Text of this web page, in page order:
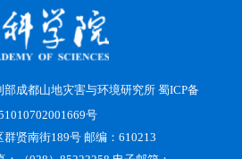
部成都山地灾害与环境研究所蜀ICP备
号
贤南街189号 邮编：610213